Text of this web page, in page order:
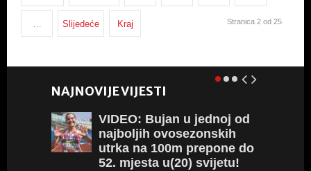
… Slijedeće Kraj Stranica 2 od 25
NAJNOVIJE VIJESTI
VIDEO: Bujan u jednoj od
najboljih ovosezonskih
utrka na 100m prepone do
52. mjesta u(20) svijetu!